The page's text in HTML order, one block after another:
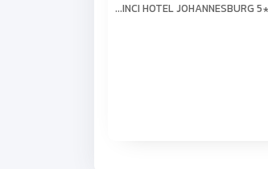
DAVINCI HOTEL JOHANNESBURG 5*HOTEL